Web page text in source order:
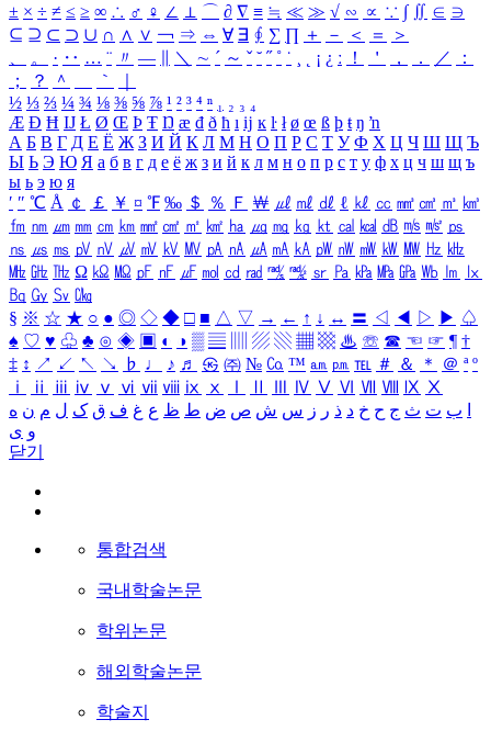
± × ÷ ≠ ≤ ≥ ∞ ∴ ♂ ♀ ∠ ⊥ ⌒ ∂ ∇ ≡ ≒ ≪ ≫ √ ∽ ∝ ∵ ∫ ∬ ∈ ∋
⊆ ⊇ ⊂ ⊃ ∪ ∩ ∧ ∨ ￢ ⇒ ⇔ ∀ ∃ ∮ ∑ ∏ ＋ － ＜ ＝
＞
、
。 · ‥ … ¨ 〃 ― ＼ ∼ ´ ～ ˇ ˘ ˝ ˚ ˙ ¸ ¡ ¿ ː ！ ＇ ， ． ／
：
；
？ ＾ ｀
½ ⅓ ⅔ ¼ ¾ ⅛ ⅜ ⅝ ⅞ ¹ ² ³ ⁴ ⁿ ₁ ₂ ₃ ₄
Æ Ð Ħ Ĳ Ł Ø Œ Þ Ŧ Ŋ æ đ ð ħ ı ĳ ĸ ŀ ł ø œ ß þ ŧ ŋ ŉ
А Б В Г Д Е Ё Ж З И Й К Л М Н О П Р С Т У Ф Х Ц Ч Ш Щ Ъ
Ы Ь Э Ю Я а б в г д е ё ж з и й к л м н о п р с т у ф х ц ч ш щ ъ
ы ь э ю я
′ ″ ℃ Å ￠ ￡ ￥ ¤ ℉ ‰ ＄ ％ Ｆ ￦ ㎕ ㎖ ㎗ ℓ ㎘ ㏄ ㎣ ㎤ ㎥ ㎦
㎙ ㎚ ㎛ ㎜ ㎝ ㎞ ㎟ ㎠ ㎡ ㎢ ㏊ ㎍ ㎎ ㎏ ㏏ ㎈ ㎉ ㏈ ㎧ ㎨ ㎰
㎱ ㎲ ㎳ ㎴ ㎵ ㎶ ㎷ ㎸ ㎹ ㎀ ㎁ ㎂ ㎃ ㎄ ㎺ ㎻ ㎽ ㎾ ㎿ ㎐ ㎑
㎒ ㎓ ㎔ Ω ㏀ ㏁ ㎊ ㎋ ㎌ ㏖ ㏅ ㎭ ㎮ ㎯ ㏛ ㎩ ㎪ ㎫ ㎬ ㏝ ㏐
㏓
㏃ ㏉ ㏜ ㏆
§ ※ ☆ ★ ○ ● ◎ ◇ ◆ □ ■ △ ▽ → ← ↑ ↓ ↔ 〓 ◁ ◀ ▷ ▶ ♤
♠ ♡ ♥ ♧ ♣ ⊙ ◈ ▣ ◐ ◑ ▒ ▤ ▨ ▧ ▦ ▩ ♨ ☏ ☎ ☜ ☞ ¶ †
‡ ↕ ↗ ↙ ↖ ↘ ♭ ♩ ♪ ♬ ㉿ ㈜ № ㏇ ™ ㏂ ㏘ ℡ ＃ ＆ ＊ ＠ ª º
ⅰ
ⅱ ⅲ ⅳ ⅴ ⅵ ⅶ ⅷ ⅸ ⅹ Ⅳ Ⅴ Ⅵ Ⅶ Ⅷ Ⅸ Ⅹ
ب ت ث ج ح خ د ذ ر ز س ش ص ض ط ظ ع غ ف ق ک ل م ن ه
و ی
닫기
통합검색
국내학술논문
학위논문
해외학술논문
학술지